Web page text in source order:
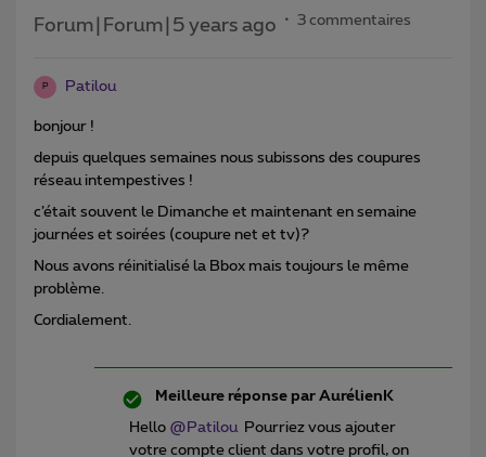
Forum|Forum|5 years ago 3 commentaires
P Patilou
bonjour !
depuis quelques semaines nous subissons des coupures
réseau intempestives !
c’était souvent le Dimanche et maintenant en semaine
journées et soirées (coupure net et tv)?
Nous avons réinitialisé la Bbox mais toujours le même
problème.
Cordialement.
Meilleure réponse par AurélienK
Hello @Patilou Pourriez vous ajouter
votre compte client dans votre profil, on